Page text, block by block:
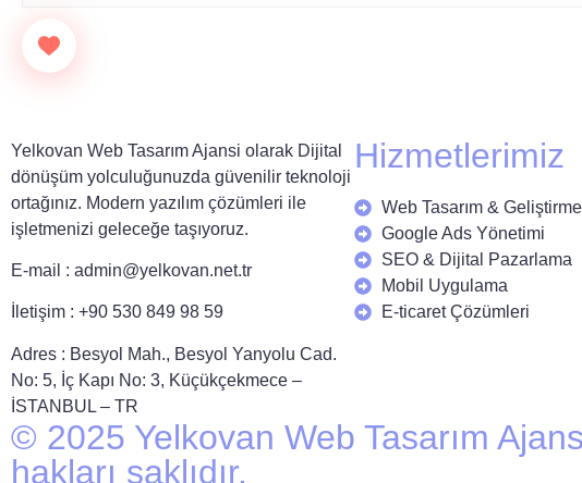
Yelkovan Web Tasarım Ajansi olarak Dijital
dönüşüm yolculuğunuzda güvenilir teknoloji
ortağınız. Modern yazılım çözümleri ile
işletmenizi geleceğe taşıyoruz.
E-mail : admin@yelkovan.net.tr
İletişim : +90 530 849 98 59
Adres : Besyol Mah., Besyol Yanyolu Cad.
No: 5, İç Kapı No: 3, Küçükçekmece –
İSTANBUL – TR
Hizmetlerimiz
Web Tasarım & Geliştirme
Google Ads Yönetimi
SEO & Dijital Pazarlama
Mobil Uygulama
E-ticaret Çözümleri
© 2025 Yelkovan Web Tasarım
hakları saklıdır.